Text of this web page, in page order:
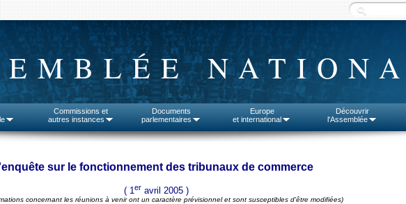
Commissions et
autres instances
Documents
parlementaires
Europe
et international
Découvrir
l'Assemblée
sur le fonctionnement des tribunaux de commerce
( 1 er avril 2005 )
concernant les réunions à venir ont un caractère prévisionnel et sont susceptibles d'être modifiées)